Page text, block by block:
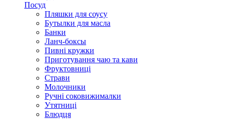
Посуд
Пляшки для соусу
Бутылки для масла
Банки
Ланч-боксы
Пивні кружки
Приготування чаю та кави
Фруктовниці
Страви
Молочники
Ручні соковижималки
Утятниці
Блюдця